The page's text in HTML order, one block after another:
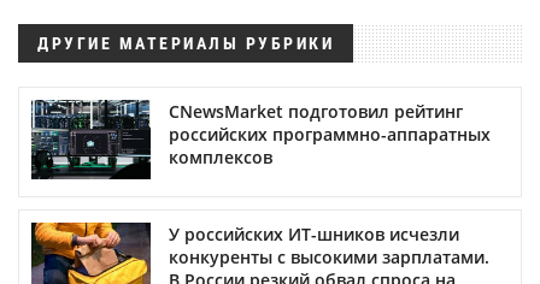
ДРУГИЕ МАТЕРИАЛЫ РУБРИКИ
CNewsMarket подготовил рейтинг
российских программно-аппаратных
комплексов
У российских ИТ-шников исчезли
конкуренты с высокими зарплатами.
В России резкий обвал спроса на